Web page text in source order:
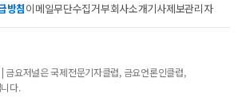
방침이메일무단수집거부회사소개기사제보관리자
요저널은 국제전문기자클럽, 금요언론인클럽,
니다.